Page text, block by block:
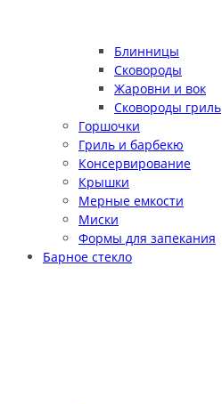
Блинницы
Сковороды
Жаровни и вок
Сковороды гриль
Горшочки
Гриль и барбекю
Консервирование
Крышки
Мерные емкости
Миски
Формы для запекания
Барное стекло